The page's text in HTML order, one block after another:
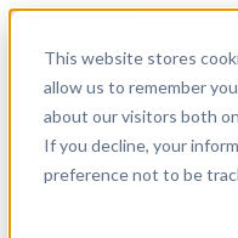
This website stores
allow us to remember
about our visitors both
If you decline, your
preference not to be
Soporte
Empresa
Empieza ahora